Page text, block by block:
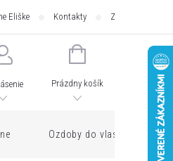
Eliške Kontakty Zásilkovna -
NÁKUPNÝ
Prázdny košík
Ozdoby do vlasov